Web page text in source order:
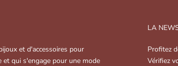
et d'accessoires pour
et qui s'engage pour une mode
LA
Profitez
Vérifiez